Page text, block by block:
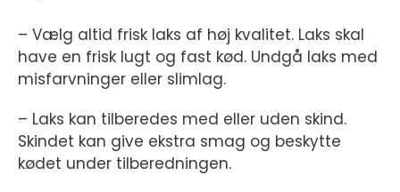
– Vælg altid frisk laks af høj kvalitet. Laks skal
have en frisk lugt og fast kød. Undgå laks med
misfarvninger eller slimlag.
– Laks kan tilberedes med eller uden skind.
Skindet kan give ekstra smag og beskytte
kødet under tilberedningen.